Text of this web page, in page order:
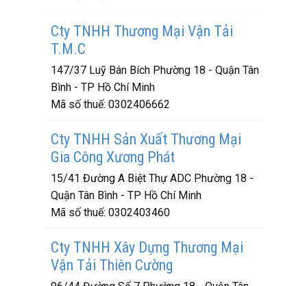
Cty TNHH Thương Mại Vận Tải
T.M.C
147/37 Luỹ Bán Bích Phường 18 - Quận Tân
Bình - TP Hồ Chí Minh
Mã số thuế: 0302406662
Cty TNHH Sản Xuất Thương Mại
Gia Công Xương Phát
15/41 Đường A Biệt Thự ADC Phường 18 -
Quận Tân Bình - TP Hồ Chí Minh
Mã số thuế: 0302403460
Cty TNHH Xây Dựng Thương Mại
Vận Tải Thiên Cường